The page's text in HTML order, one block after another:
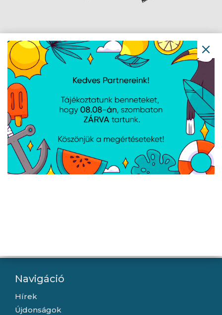
Lanberg Patch panel 24
port 1U 19" CAT.6 fekete
Lanberg Üres patch
panel 24 port 1U 19"
lépcsőzetes
tehermentesítővel,
fekete
Navigáció
Hírek
Újdonságok